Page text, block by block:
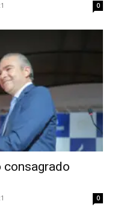
0
consagrado
0